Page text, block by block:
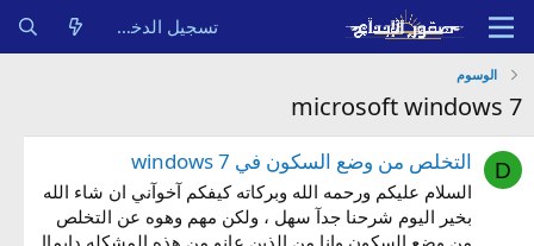
تسجيل الدخول
الوسوم
microsoft windows 7
D التخلص من وضع السكون في windows 7
السلام عليكم ورحمه الله وبركاته كيفكم آخوآني ان شاء الله
بخير اليوم شرحنا جدآ سهل ، ولكن مهم وهوه عن التخلص